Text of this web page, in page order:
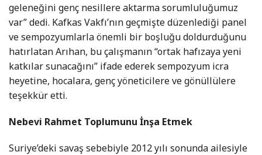
geleneğini genç nesillere aktarma sorumluluğumuz
var” dedi. Kafkas Vakfı’nın geçmişte düzenlediği panel
ve sempozyumlarla önemli bir boşluğu doldurduğunu
hatırlatan Arıhan, bu çalışmanın “ortak hafızaya yeni
katkılar sunacağını” ifade ederek sempozyum icra
heyetine, hocalara, genç yöneticilere ve gönüllülere
teşekkür etti.
Nebevi Rahmet Toplumunu İnşa Etmek
Suriye’deki savaş sebebiyle 2012 yılı sonunda ailesiyle